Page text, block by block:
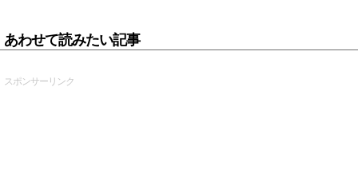
あわせて読みたい記事
スポンサーリンク